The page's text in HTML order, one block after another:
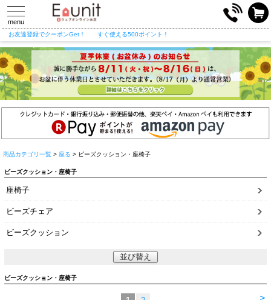
toggle
navigation
menu
お友達登録でクーポンGet！ すぐ使える500ポイント！
商品カテゴリ一覧 > 座る > ビーズクッション・座椅子
ビーズクッション・座椅子
座椅子
ビーズチェア
ビーズクッション
並び替え
ビーズクッション・座椅子